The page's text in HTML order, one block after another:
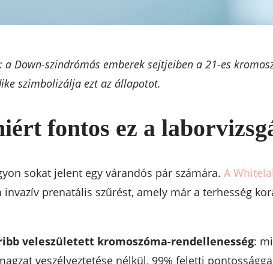
Down-szindrómás emberek sejtjeiben a 21-es
szimbolizálja ezt az állapotot.
fontos ez a
sokat jelent egy várandós pár számára. A
prenatális szűrést, amely már a terhesség
veleszületett kromoszóma-rendellenesség:
veszélyeztetése nélkül, 99% feletti